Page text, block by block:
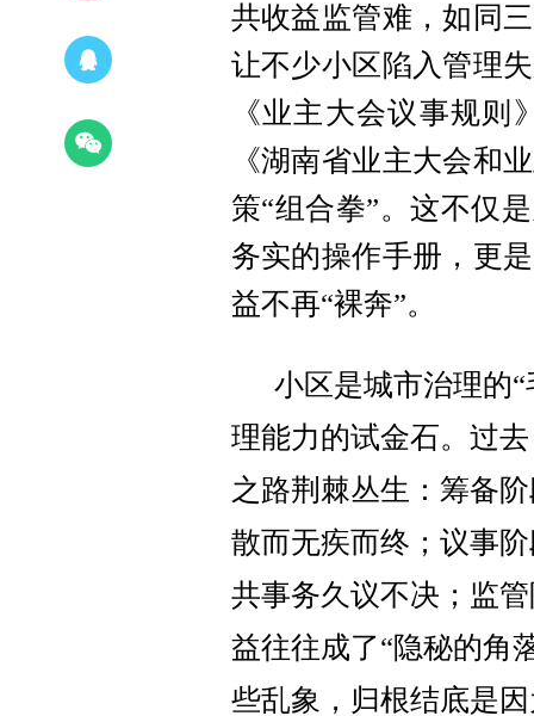
共收益监管难，如同
让不少小区陷入管理
《业主大会议事规
《湖南省业主大会和
策“组合拳”。这不仅
务实的操作手册，更
益不再“裸奔”。
小区是城市治理的
理能力的试金石。过
之路荆棘丛生：筹备
散而无疾而终；议事
共事务久议不决；监
益往往成了“隐秘的角
些乱象，归根结底是